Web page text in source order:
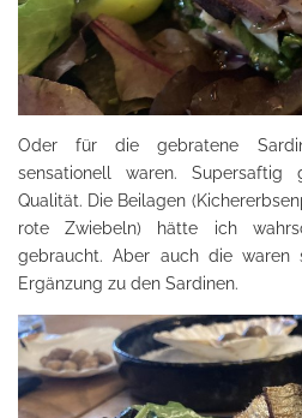
Oder für die gebratene
sensationell waren.
Qualität. Die Beilagen
rote Zwiebeln) hätte ich
gebraucht. Aber auch die waren
Ergänzung zu den Sardinen.